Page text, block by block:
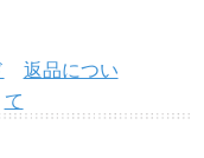
返品につい
て